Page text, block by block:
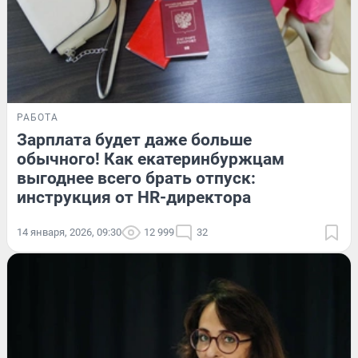
РАБОТА
Зарплата будет даже больше
обычного! Как екатеринбуржцам
выгоднее всего брать отпуск:
инструкция от HR-директора
14 января, 2026, 09:30 12 999 32